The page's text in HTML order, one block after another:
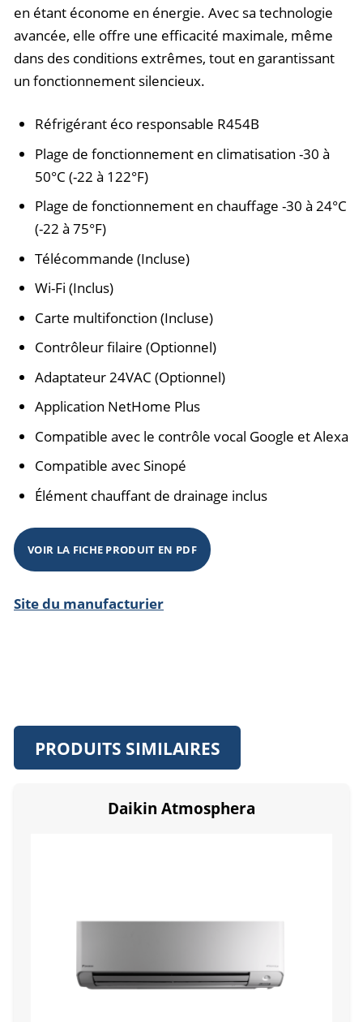
en étant économe en énergie. Avec sa technologie
avancée, elle offre une efficacité maximale, même
dans des conditions extrêmes, tout en garantissant
un fonctionnement silencieux.
Réfrigérant éco responsable R454B
Plage de fonctionnement en climatisation -30 à
50°C (-22 à 122°F)
Plage de fonctionnement en chauffage -30 à 24°C
(-22 à 75°F)
Télécommande (Incluse)
Wi-Fi (Inclus)
Carte multifonction (Incluse)
Contrôleur filaire (Optionnel)
Adaptateur 24VAC (Optionnel)
Application NetHome Plus
Compatible avec le contrôle vocal Google et Alexa
Compatible avec Sinopé
Élément chauffant de drainage inclus
VOIR LA FICHE PRODUIT EN PDF
Site du manufacturier
PRODUITS SIMILAIRES
Daikin Atmosphera